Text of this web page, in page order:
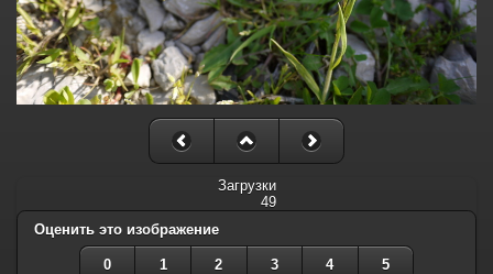
Загрузки
49
Оценить это изображение
0 1 2 3 4 5